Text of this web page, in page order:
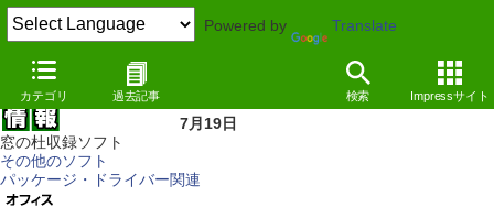
Powered by Translate
カテゴリ 過去記事 検索 Impressサイト
7月19日
窓の杜収録ソフト
その他のソフト
パッケージ・ドライバー関連